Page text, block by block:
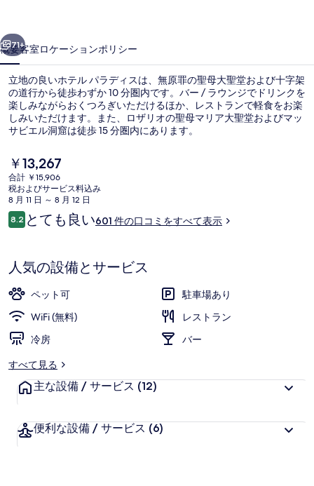
ス
の
写
真
ギ
ャ
ラ
リ
ー
71+
概要客室ロケーションポリシー
立地の良いホテル パラディスは、無原罪の聖母大聖堂および十字架
の道行から徒歩わずか 10 分圏内です。バー / ラウンジでドリンクを
楽しみながらおくつろぎいただけるほか、レストランで軽食をお楽
しみいただけます。また、ロザリオの聖母マリア大聖堂およびマッ
サビエル洞窟は徒歩 15 分圏内にあります。
現
在
の
料
金
は
す
￥13,267
合計 ￥15,906
税およびサービス料込み
8 月 11 日 ～ 8 月 12 日
口
コ
8.210段階中8.2
とても良い601 件の口コミをすべて表示
人気の設備とサービス
ペット可
駐車場あり
WiFi (無料)
レストラン
冷房
バー
すべて見る
主な設備 / サービス (12)
便利な設備 / サービス (6)